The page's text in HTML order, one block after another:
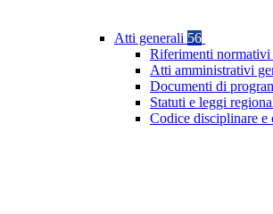
Atti generali 56
Riferimenti normativi
Atti amministrativi
Documenti di
Statuti e leggi
Codice disciplinare e